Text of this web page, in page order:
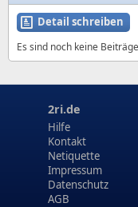
Detail schreiben
Es sind noch keine
2ri.de
Hilfe
Kontakt
Netiquette
Impressum
Datenschutz
AGB